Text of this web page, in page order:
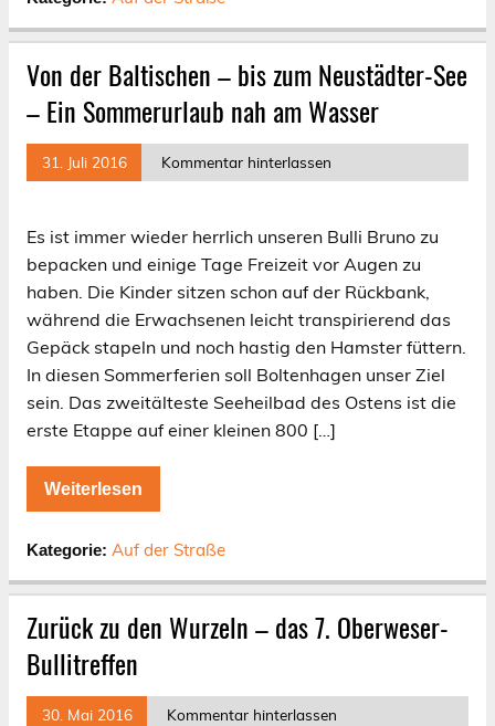
Von der Baltischen – bis zum Neustädter-See
– Ein Sommerurlaub nah am Wasser
31. Juli 2016 Kommentar hinterlassen
Es ist immer wieder herrlich unseren Bulli Bruno zu
bepacken und einige Tage Freizeit vor Augen zu
haben. Die Kinder sitzen schon auf der Rückbank,
während die Erwachsenen leicht transpirierend das
Gepäck stapeln und noch hastig den Hamster füttern.
In diesen Sommerferien soll Boltenhagen unser Ziel
sein. Das zweitälteste Seeheilbad des Ostens ist die
erste Etappe auf einer kleinen 800 […]
Weiterlesen
Kategorie: Auf der Straße
Zurück zu den Wurzeln – das 7. Oberweser-
Bullitreffen
30. Mai 2016 Kommentar hinterlassen